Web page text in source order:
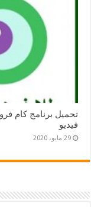
فيديو
29 مايو، 2020